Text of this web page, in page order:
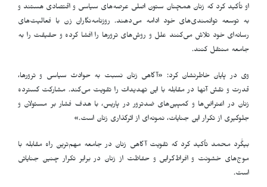
او تأکید کرد که زنان همچنان ستون اصلی عرصه‌های سیاسی و اقتصادی هستند و
به توسعه توانمندی‌های خود ادامه می‌دهند. روزنامه‌نگاران زن با فعالیت‌های
رسانه‌ای خود تلاش می‌کنند علل و روش‌های ترورها را افشا کرده و حقیقت را به
جامعه منتقل کنند.
وی در پایان خاطرنشان کرد: «آگاهی زنان نسبت به حوادث سیاسی و ترورها،
قدرت و نقش آنها در مقابله با این تهدیدات را تقویت می‌کند. مشارکت گسترده
زنان در اعتراض‌ها و کمپین‌های ضدترور در پاریس، با هدف فشار بر مسئولان و
جلوگیری از تکرار این جنایات، نمونه‌ای از اثرگذاری زنان است.»
بیگََرد محمد تأکید کرد که تقویت آگاهی زنان در جامعه مهم‌ترین راه مقابله با
موج‌های خشونت و افراط‌گرایی و حفاظت از زنان در برابر تکرار چنین جنایاتی
است.